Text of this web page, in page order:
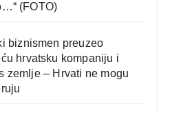
(FOTO)
biznismen preuzeo
hrvatsku kompaniju i
zemlje – Hrvati ne mogu